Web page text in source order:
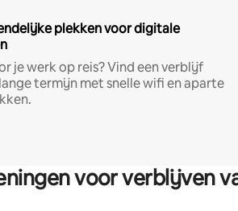
plekken voor digitale
je werk op reis? Vind een verblijf
termijn met snelle wifi en aparte
voor verblijven